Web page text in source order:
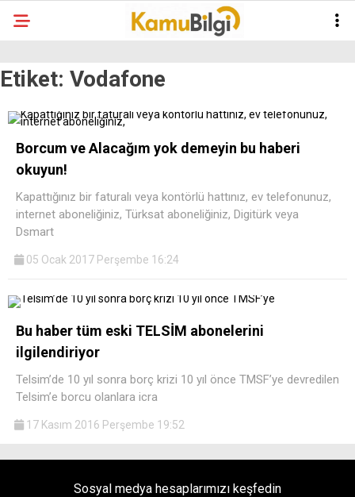
Etiket: Vodafone
Borcum ve Alacağım yok demeyin bu haberi
okuyun!
Kapattığınız bir faturalı veya kontörlü hattınız, ev telefonunuz,
internet aboneliğiniz, Türksat aboneliğiniz, Digitürk veya
Dsmart
05 Ocak 2017 Perşembe 16:24
Bu haber tüm eski TELSİM abonelerini
ilgilendiriyor
Telsim’de 10 yıl sonra borç krizi 10 yıl önce TMSF’ye devredilen
Telsim’e borcu olanlara icra
17 Kasım 2016 Perşembe 19:52
Sosyal medya hesaplarımızı keşfedin